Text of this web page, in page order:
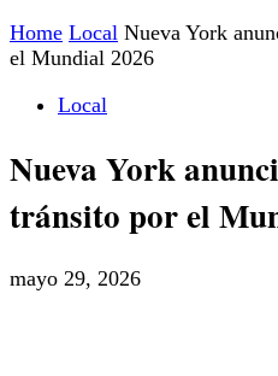
Home Local Nueva York
el Mundial 2026
Local
Nueva York
tránsito por el
mayo 29, 2026